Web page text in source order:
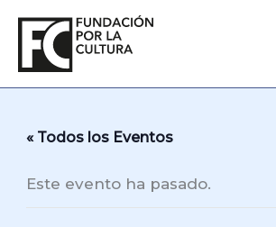
contenido
« Todos los Eventos
Este evento ha pasado.